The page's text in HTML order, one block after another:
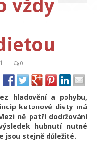
| 0
hladovění a pohybu,
ketonové diety má
ně patří dodržování
hubnutí nutné
jsou stejně důležité.